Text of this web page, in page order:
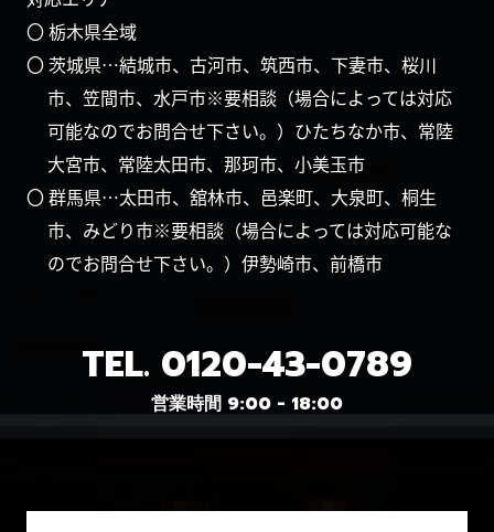
〇 栃木県全域
〇 茨城県…結城市、古河市、筑西市、下妻市、桜川
市、笠間市、水戸市※要相談（場合によっては対応
可能なのでお問合せ下さい。）ひたちなか市、常陸
大宮市、常陸太田市、那珂市、小美玉市
〇 群馬県…太田市、舘林市、邑楽町、大泉町、桐生
市、みどり市※要相談（場合によっては対応可能な
のでお問合せ下さい。）伊勢崎市、前橋市
TEL. 0120-43-0789
営業時間 9:00 - 18:00